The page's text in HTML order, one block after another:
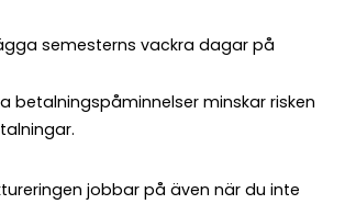
semesterns vackra dagar på
betalningspåminnelser minskar risken
jobbar på även när du inte